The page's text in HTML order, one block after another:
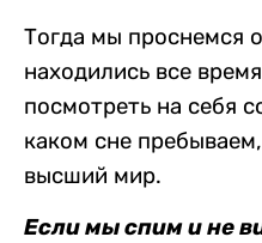
Тогда мы проснемся
находились все
посмотреть на себя
каком сне
высший мир.
Если мы спим и не